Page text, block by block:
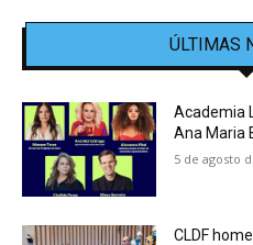
ÚLTIMAS
Academia
Ana Maria
5 de agosto
CLDF